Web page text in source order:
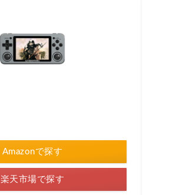
Amazonで探す
楽天市場で探す